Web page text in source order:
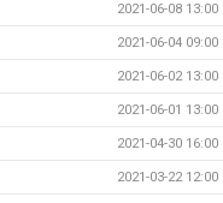
2021-06-08 13:00
2021-06-04 09:00
2021-06-02 13:00
2021-06-01 13:00
2021-04-30 16:00
2021-03-22 12:00